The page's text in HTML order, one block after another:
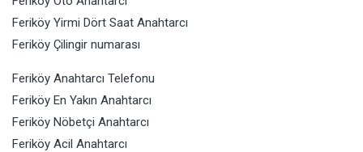
Feriköy Yirmi Dört Saat Anahtarcı
Feriköy Çilingir numarası
Feriköy Anahtarcı Telefonu
Feriköy En Yakın Anahtarcı
Feriköy Nöbetçi Anahtarcı
Feriköy Acil Anahtarcı